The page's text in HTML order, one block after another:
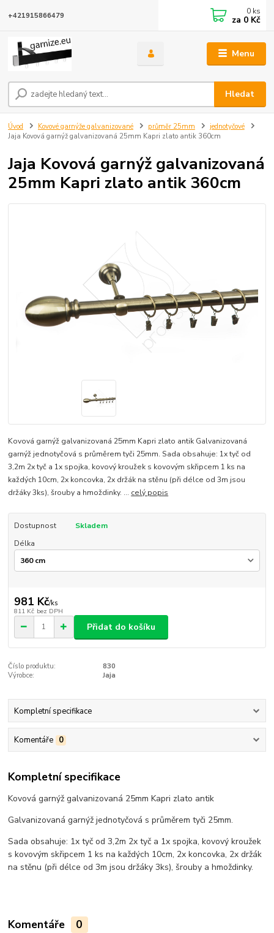
Menu
Hledat
+421915866479 0 ks
za 0 Kč
Úvod Kovové garnýže galvanizované průměr 25mm
jednotyčové
Jaja Kovová garnýž galvanizovaná 25mm Kapri zlato antik 360cm
Jaja Kovová garnýž galvanizovaná
25mm Kapri zlato antik 360cm
Kovová garnýž galvanizovaná 25mm Kapri zlato antik Galvanizovaná
garnýž jednotyčová s průměrem tyči 25mm. Sada obsahuje: 1x tyč od
3,2m 2x tyč a 1x spojka, kovový kroužek s kovovým skřipcem 1 ks na
každých 10cm, 2x koncovka, 2x držák na stěnu (při délce od 3m jsou
držáky 3ks), šrouby a hmoždinky. ... celý popis
Dostupnost
Skladem
Délka
981 Kč/ks
811 Kč bez DPH
Přidat do košíku
Číslo produktu:
830
Výrobce:
Jaja
Kompletní specifikace
Komentáře 0
Kompletní specifikace
Kovová garnýž galvanizovaná 25mm Kapri zlato antik
Galvanizovaná garnýž jednotyčová s průměrem tyči 25mm.
Sada obsahuje: 1x tyč od 3,2m 2x tyč a 1x spojka, kovový kroužek
s kovovým skřipcem 1 ks na každých 10cm, 2x koncovka, 2x držák
na stěnu (při délce od 3m jsou držáky 3ks), šrouby a hmoždinky.
Komentáře 0